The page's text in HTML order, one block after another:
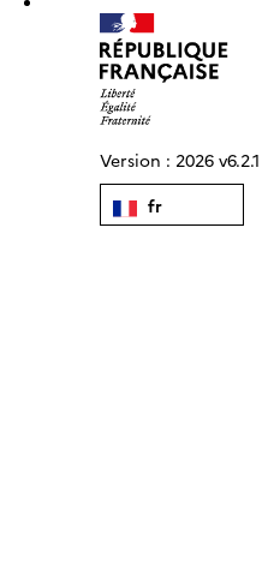
Version : 2026 v6.2.1
fr